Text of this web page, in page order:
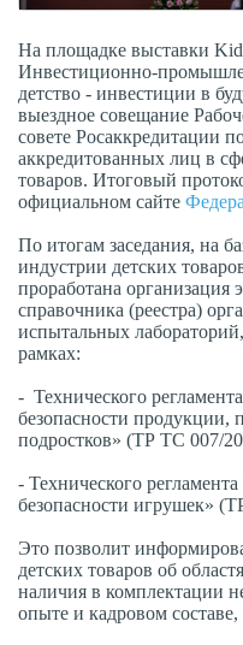
На площадке выставки
Инвестиционно-
детство - инвестиции в
выездное совещание
совете Росаккредитации
аккредитованных лиц в
товаров. Итоговый
официальном сайте
По итогам заседания, на
индустрии детских
проработана организация
справочника (реестра)
испытальных
рамках:
- Технического
безопасности продукции,
подростков» (ТР ТС 007/
- Технического
безопасности игрушек»
Это позволит
детских товаров об
наличия в комплектации
опыте и кадровом